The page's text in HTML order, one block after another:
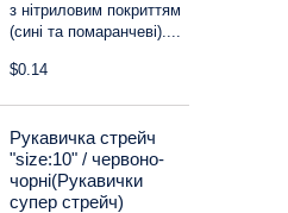
з нітриловим покриттям
(сині та помаранчеві)....
$0.14
Рукавичка стрейч
"size:10" / червоно-
чорні(Рукавички
супер стрейч)